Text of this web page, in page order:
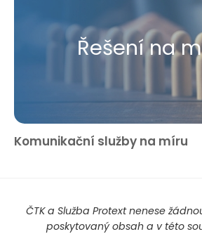
Řešení na
Komunikační služby na míru
ČTK a Služba Protext nenese
poskytovaný obsah a v této